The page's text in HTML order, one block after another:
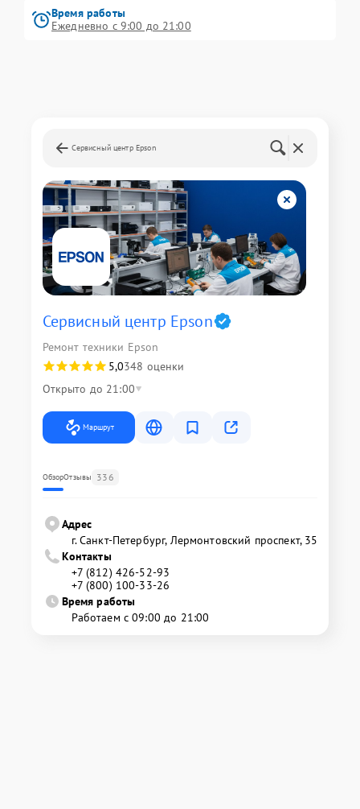
Время работы
Ежедневно с 9:00 до 21:00
Сервисный центр Epson
Сервисный центр Epson
Ремонт техники Epson
5,0348 оценки
Открыто до 21:00
Маршрут
ОбзорОтзывы 336
Адрес
г. Санкт-Петербург, Лермонтовский проспект, 35
Контакты
+7 (812) 426-52-93
+7 (800) 100-33-26
Время работы
Работаем с 09:00 до 21:00